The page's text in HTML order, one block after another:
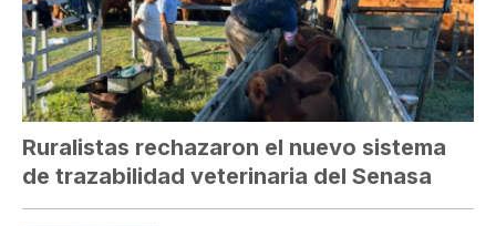
Ruralistas rechazaron el nuevo sistema
de trazabilidad veterinaria del Senasa